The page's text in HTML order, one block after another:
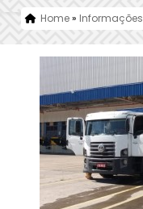
Home» Informações